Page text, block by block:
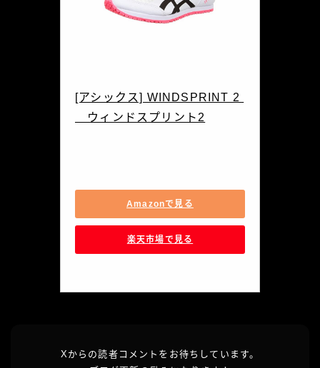
[アシックス] WINDSPRINT 2
ウィンドスプリント2
Amazonで見る
楽天市場で見る
Xからの読者コメントをお待ちしています。